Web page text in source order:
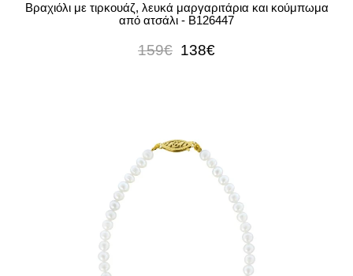
Βραχιόλι με τιρκουάζ, λευκά μαργαριτάρια και κούμπωμα
από ατσάλι - B126447
159€ 138€